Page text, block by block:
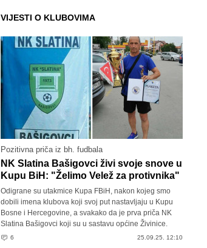
VIJESTI O KLUBOVIMA
Pozitivna priča iz bh. fudbala
NK Slatina Bašigovci živi svoje snove u
Kupu BiH: "Želimo Velež za protivnika"
Odigrane su utakmice Kupa FBiH, nakon kojeg smo
dobili imena klubova koji svoj put nastavljaju u Kupu
Bosne i Hercegovine, a svakako da je prva priča NK
Slatina Bašigovci koji su u sastavu općine Živinice.
6 25.09.25. 12:10